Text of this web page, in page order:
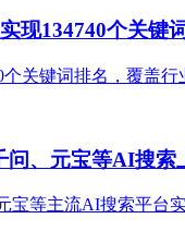
现134740个关键
关键词排名，覆盖
、元宝等AI搜
等主流AI搜索平台